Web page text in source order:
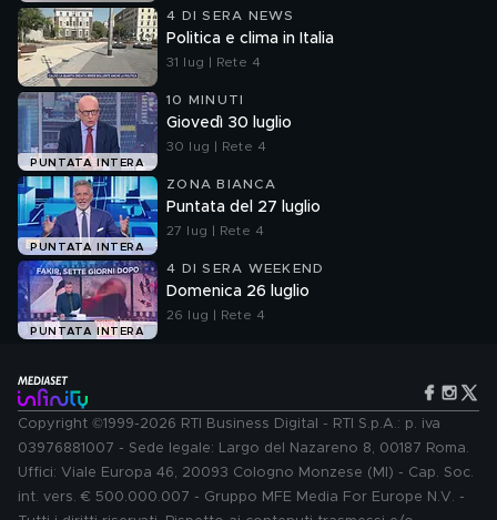
4 DI SERA NEWS
Politica e clima in Italia
31 lug | Rete 4
PUNTATA INTERA
10 MINUTI
Giovedì 30 luglio
30 lug | Rete 4
PUNTATA INTERA
ZONA BIANCA
Puntata del 27 luglio
27 lug | Rete 4
PUNTATA INTERA
4 DI SERA WEEKEND
Domenica 26 luglio
26 lug | Rete 4
Copyright ©1999-2026 RTI Business Digital - RTI S.p.A.: p. iva
03976881007 - Sede legale: Largo del Nazareno 8, 00187 Roma.
Uffici: Viale Europa 46, 20093 Cologno Monzese (MI) - Cap. Soc.
int. vers. € 500.000.007 - Gruppo MFE Media For Europe N.V. -